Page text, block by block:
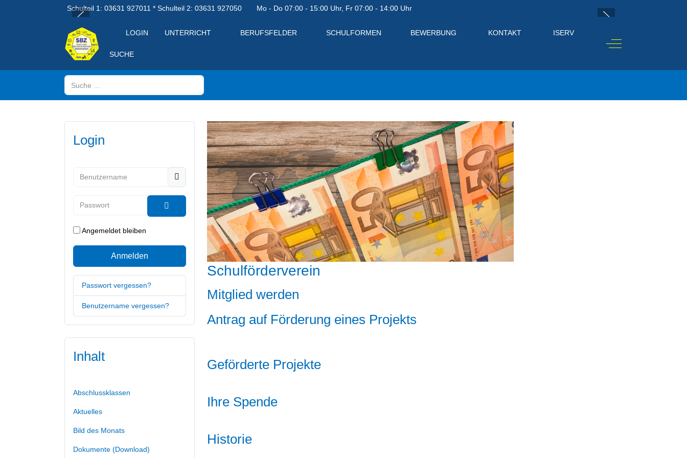
Schulteil 1: 03631 927011 * Schulteil 2: 03631 927050 Mo - Do 07:00 - 15:00 Uhr, Fr 07:00 - 14:00 Uhr
LOGIN UNTERRICHT BERUFSFELDER SCHULFORMEN BEWERBUNG KONTAKT ISERV
SUCHE
Off-Canvas Toggle
Suchen
Login
Passwort anzeigen
Angemeldet bleiben
Anmelden
Passwort vergessen?
Benutzername vergessen?
Inhalt
Abschlussklassen
Aktuelles
Bild des Monats
Dokumente (Download)
Schulförderverein
Mitglied werden
Antrag auf Förderung eines Projekts
Geförderte Projekte
Ihre Spende
Historie